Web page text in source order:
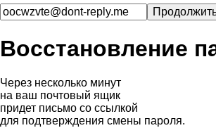
Восстановление
Через несколько минут
на ваш почтовый ящик
придет письмо со ссылкой
для подтверждения смены пароля.